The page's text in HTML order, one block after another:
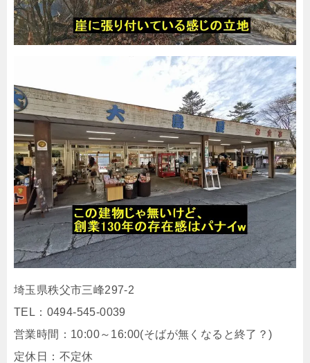
埼玉県秩父市三峰297-2
TEL：0494-545-0039
営業時間：10:00～16:00(そばが無くなると終了？)
定休日：不定休